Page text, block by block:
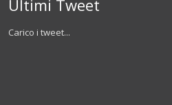
Ultimi Tweet
Carico i tweet...